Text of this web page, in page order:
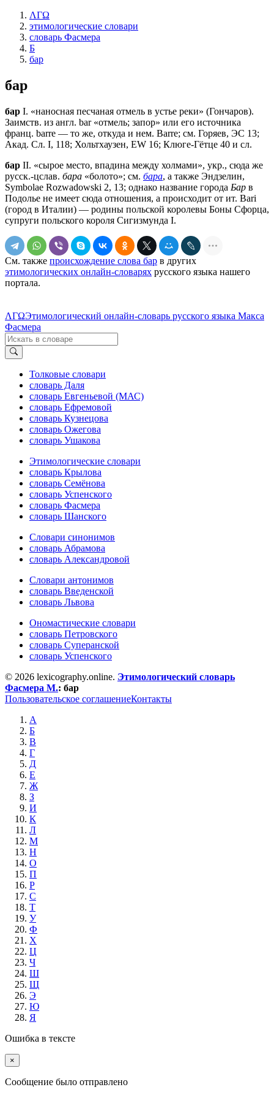
ΛΓΩ
этимологические словари
словарь Фасмера
Б
бар
бар
бар I. «наносная песчаная отмель в устье реки» (Гончаров).
Заимств. из англ. bar «отмель; запор» или его источника
франц. barre — то же, откуда и нем. Barre; см. Горяев, ЭС 13;
Акад. Сл. I, 118; Хольтхаузен, EW 16; Клюге-Гётце 40 и сл.
бар II. «сырое место, впадина между холмами», укр., сюда же
русск.-цслав. бара «болото»; см. бара, а также Эндзелин,
Symbolae Rozwadowski 2, 13; однако название города Бар в
Подолье не имеет сюда отношения, а происходит от ит. Bari
(город в Италии) — родины польской королевы Боны Сфорца,
супруги польского короля Сигизмунда I.
См. также происхождение слова бар в других
этимологических онлайн-словарях русского языка нашего
портала.
ΛΓΩЭтимологический онлайн-словарь русского языка Макса
Фасмера
Толковые словари
словарь Даля
словарь Евгеньевой (МАС)
словарь Ефремовой
словарь Кузнецова
словарь Ожегова
словарь Ушакова
Этимологические словари
словарь Крылова
словарь Семёнова
словарь Успенского
словарь Фасмера
словарь Шанского
Словари синонимов
словарь Абрамова
словарь Александровой
Словари антонимов
словарь Введенской
словарь Львова
Ономастические словари
словарь Петровского
словарь Суперанской
словарь Успенского
© 2026 lexicography.online. Этимологический словарь
Фасмера М.: бар
Пользовательское соглашениеКонтакты
А
Б
В
Г
Д
Е
Ж
З
И
К
Л
М
Н
О
П
Р
С
Т
У
Ф
Х
Ц
Ч
Ш
Щ
Э
Ю
Я
Ошибка в тексте
×
Cообщение было отправлено